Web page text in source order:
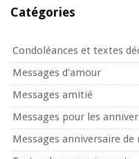
Catégories
Condoléances et textes
Messages d'amour
Messages amitié
Messages pour les
Messages anniversaire de